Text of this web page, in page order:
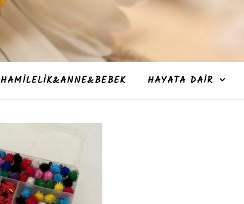
HAMILELIK&ANNE&BEBEK HAYATA DAIR